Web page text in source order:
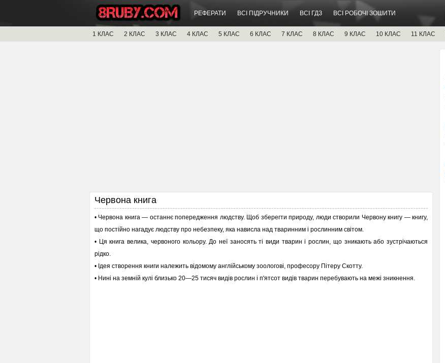
РЕФЕРАТИ ВСІ ПІДРУЧНИКИ ВСІ ГДЗ ВСІ РОБОЧІ ЗОШИТИ
1 КЛАС 2 КЛАС 3 КЛАС 4 КЛАС 5 КЛАС 6 КЛАС 7 КЛАС 8 КЛАС 9 КЛАС 10 КЛАС 11 КЛАС
Червона книга
• Червона книга — останнє попередження людству. Щоб зберегти природу, люди створили Червону кни­гу — книгу,
що постійно нагадує людству про небезпе­ку, яка нависла над тваринним і рослинним світом.
• Ця книга велика, червоного кольору. До неї заносять ті види тварин і рослин, що зникають або зу­стрічаються
рідко.
• Ідея створення книги належить відомому англій­ському зоологові, професору Пітеру Скотту.
• Нині на земній кулі близько 20—25 тисяч видів рос­лин і п'ятсот видів тварин перебувають на межі зник­нення.